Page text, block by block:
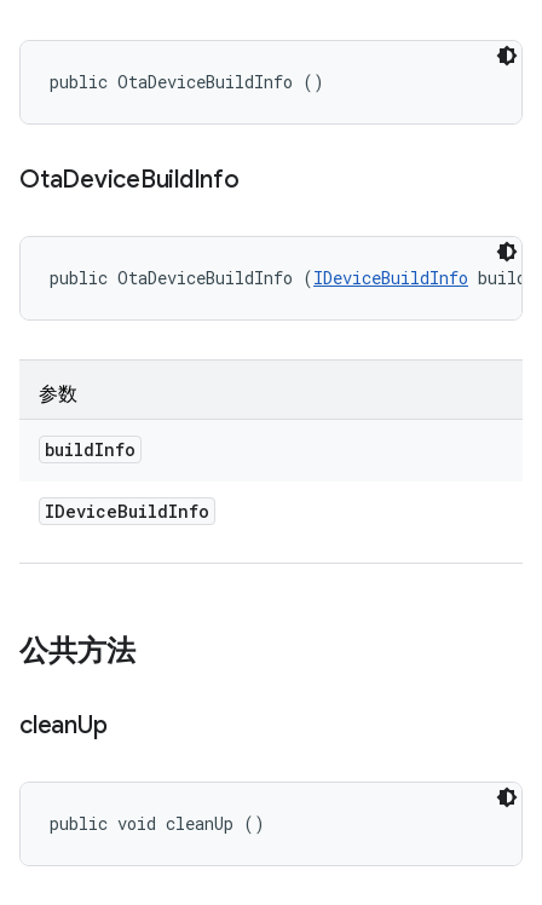
public OtaDeviceBuildInfo ()
OtaDeviceBuildInfo
public OtaDeviceBuildInfo (IDeviceBuildInfo
参数
buildInfo
IDeviceBuildInfo
公共方法
cleanUp
public void cleanUp ()